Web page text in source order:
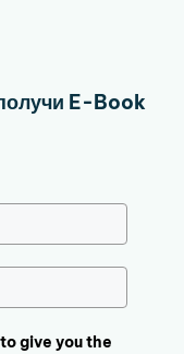
E-Book
give you the